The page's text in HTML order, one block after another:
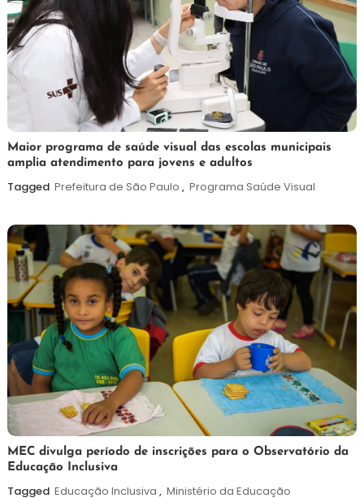
7
de
agosto
Maurilio
Maior programa de saúde visual das escolas municipais
amplia atendimento para jovens e adultos
Tagged Prefeitura de São Paulo , Programa Saúde Visual
7
de
agosto
Maurilio
MEC divulga período de inscrições para o Observatório da
Educação Inclusiva
Tagged Educação Inclusiva , Ministério da Educação